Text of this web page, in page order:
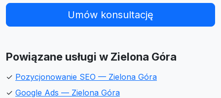
Umów konsultację
Powiązane usługi w Zielona Góra
✓ Pozycjonowanie SEO — Zielona Góra
✓ Google Ads — Zielona Góra